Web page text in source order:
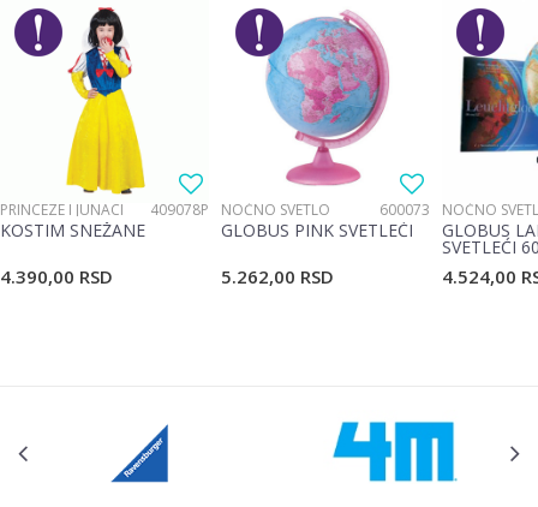
PRINCEZE I JUNACI 409078P
KOSTIM SNEŽANE
4.390,00 RSD
NOĆNO SVETLO 600073
GLOBUS PINK SVETLEĆI
5.262,00 RSD
NOĆNO
GLOBUS
SVETLEĆI
4.524,00